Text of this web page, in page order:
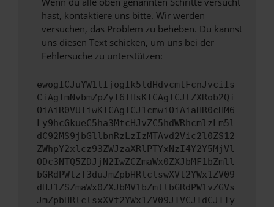
hast, kontaktiere uns bitte. Wir werden
versuchen, das Problem zu beheben. Du kannst
uns diesen Text schicken, um uns bei der
Fehlersuche zu unterstützen:
ewogICJuYW1lIjogIk5ldHdvcmtFcnJvciIs
CiAgImNvbmZpZyI6IHsKICAgICJtZXRob2Qi
OiAiR0VUIiwKICAgICJ1cmwiOiAiaHR0cHM6
Ly9hcGkueC5ha3MtcHJvZC5hdWRhcmlzLm5l
dC92MS9jbGllbnRzLzIzMTAvd2Vic2l0ZS12
ZWhpY2xlcz93ZWJzaXRlPTYxNzI4Y2Y5MjVl
ODc3NTQ5ZDJjN2IwZCZmaWx0ZXJbMF1bZmll
bGRdPWlzT3duJmZpbHRlclswXVt2YWx1ZV09
dHJ1ZSZmaWx0ZXJbMV1bZmllbGRdPW1vZGVs
JmZpbHRlclsxXVt2YWx1ZV09JTVCJTdCJTIy